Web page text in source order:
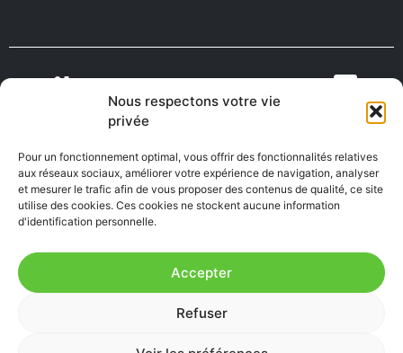
Nous respectons votre vie
privée
Pour un fonctionnement optimal, vous offrir des fonctionnalités relatives
aux réseaux sociaux, améliorer votre expérience de navigation, analyser
et mesurer le trafic afin de vous proposer des contenus de qualité, ce site
utilise des cookies. Ces cookies ne stockent aucune information
d'identification personnelle.
Accepter
Refuser
TOURISME
ON RECRUTE EN
AVEYRON
FABRIQUÉ EN
AVEYRON
Mentions Légales|Accessibilité : Partiellement
conforme|Plan du site